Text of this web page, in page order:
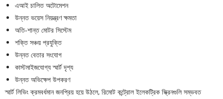
এআই চালিত অটোমেশন
উন্নত ভয়েস নিয়ন্ত্রণ ক্ষমতা
অতি-শান্ত মোটর সিস্টেম
শক্তি সঞ্চয় প্রযুক্তি
উন্নত বেতার সংযোগ
কাস্টমাইজযোগ্য স্মার্ট দৃশ্য
উন্নত অভিক্ষেপ উপকরণ
স্মার্ট লিভিং ক্রমবর্ধমান জনপ্রিয় হয়ে উঠলে, রিমোট কন্ট্রোল ইলেকট্রিক স্ক্রিনগুলি সম্ভবত